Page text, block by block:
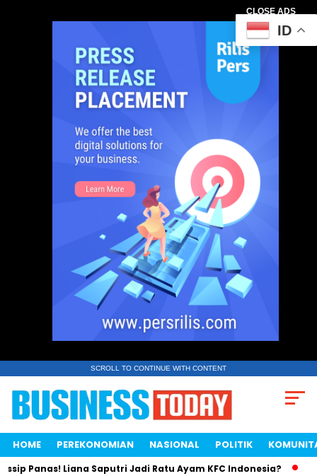
CLOSE ADS
SCROLL TO CONTINUE WITH CONTENT
HOME PEREKONOMIAN NASIONAL POLITIK
Panas! Liana Saputri Jadi Ratu Ayam KFC Indonesia?
ID